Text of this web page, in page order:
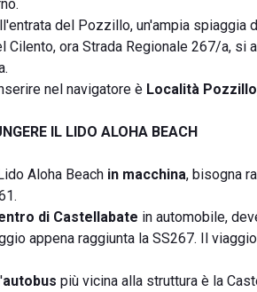
del Pozzillo, un'ampia spiaggia
Cilento, ora Strada Regionale 267/a,
nel navigatore è Località
IL LIDO ALOHA BEACH
Aloha Beach in macchina, bisogna
di Castellabate in automobile,
appena raggiunta la SS267. Il
autobus più vicina alla struttura è la